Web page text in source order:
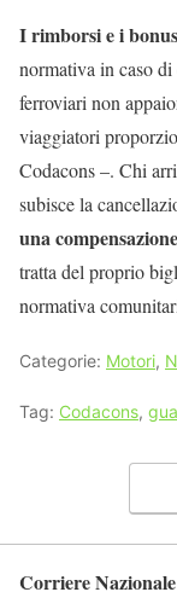
I rimborsi e i
normativa in caso
ferroviari non
viaggiatori
Codacons –. Chi
subisce la
una
tratta del proprio
normativa
Categorie: Motori,
Tag: Codacons,
Corriere Nazionale